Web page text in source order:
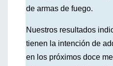
de armas de fuego.
Nuestros resultados
tienen la intención de
en los próximos doce